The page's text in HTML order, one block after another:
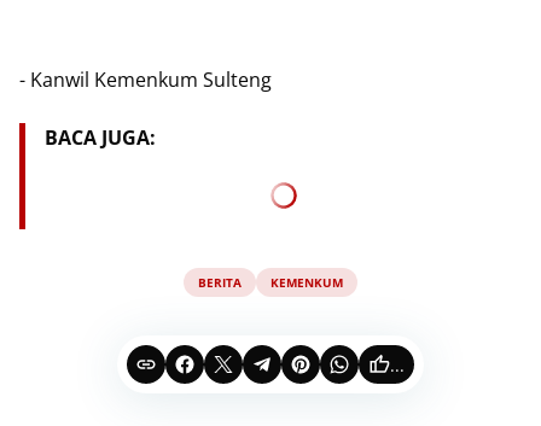
- Kanwil Kemenkum Sulteng
BACA JUGA:
BERITA KEMENKUM
...